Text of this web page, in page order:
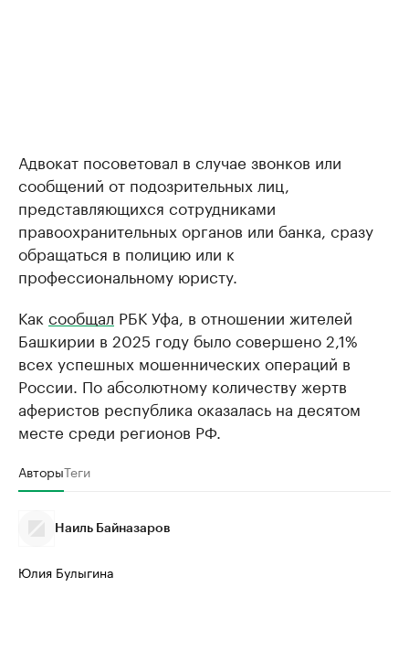
Адвокат посоветовал в случае звонков или
сообщений от подозрительных лиц,
представляющихся сотрудниками
правоохранительных органов или банка, сразу
обращаться в полицию или к
профессиональному юристу.
Как сообщал РБК Уфа, в отношении жителей
Башкирии в 2025 году было совершено 2,1%
всех успешных мошеннических операций в
России. По абсолютному количеству жертв
аферистов республика оказалась на десятом
месте среди регионов РФ.
АвторыТеги
Наиль Байназаров
Юлия Булыгина